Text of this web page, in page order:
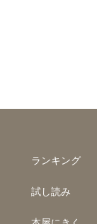
ランキング
試し読み